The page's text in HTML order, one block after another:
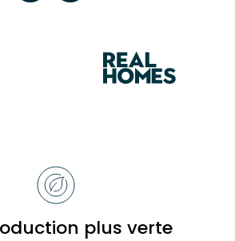
plus verte